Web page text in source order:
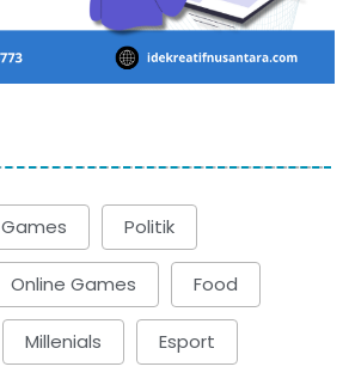
Games Politik
Online Games Food
Millenials Esport